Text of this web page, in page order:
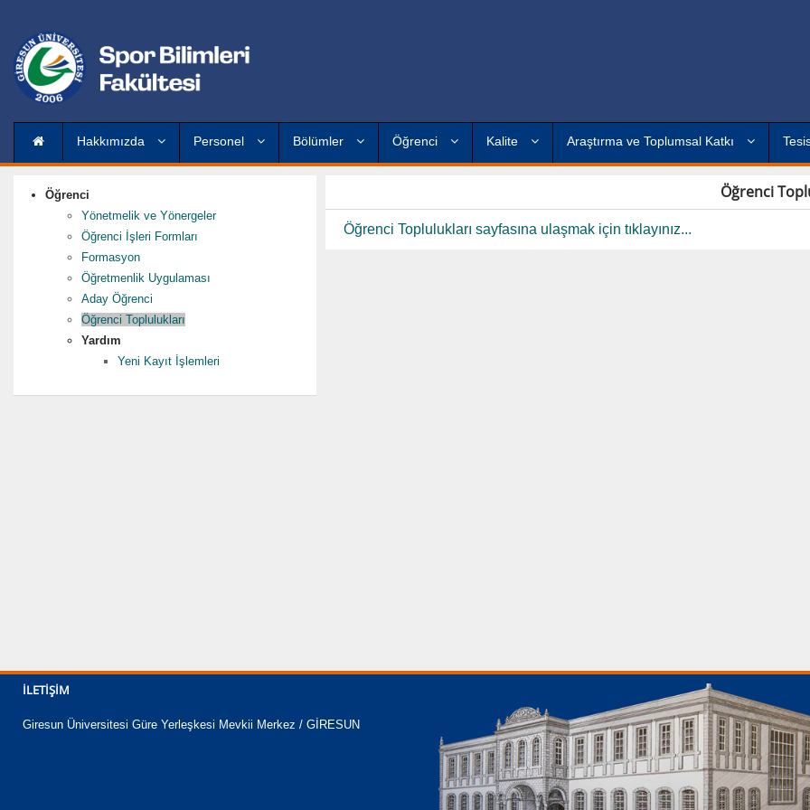
Hakkımızda Personel Bölümler Öğrenci Kalite Araştırma ve Toplumsal Katkı
Öğrenci
Yönetmelik ve Yönergeler
Öğrenci İşleri Formları
Formasyon
Öğretmenlik Uygulaması
Aday Öğrenci
Öğrenci Toplulukları
Yardım
Yeni Kayıt İşlemleri
Öğrenci
Öğrenci Toplulukları sayfasına ulaşmak için tıklayınız...
İLETIŞIM
Giresun Üniversitesi Güre Yerleşkesi Mevkii Merkez / GİRESUN